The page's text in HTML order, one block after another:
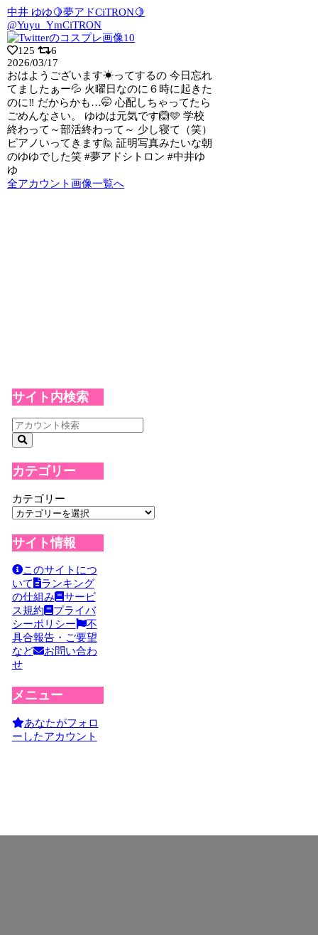
中井 ゆゆ🍋夢アドCiTRON🍋
@Yuyu_YmCiTRON
125
6
2026/03/17
おはようございます☀ってするの 今日忘れ
てましたぁー💦 火曜日なのに６時に起きた
のに‼️ だからかも…🤭 心配しちゃってたら
ごめんなさい。 ゆゆは元気です🙆🩵 学校
終わって～部活終わって～ 少し寝て（笑）
ピアノいってきます🙋 証明写真みたいな朝
のゆゆでした笑 #夢アドシトロン #中井ゆ
ゆ
全アカウント画像一覧へ
サイト内検索
カテゴリー
カテゴリー
サイト情報
このサイトにつ
いて
ランキング
の仕組み
サービ
ス規約
プライバ
シーポリシー
不
具合報告・ご要望
など
お問い合わ
せ
メニュー
あなたがフォロ
ーしたアカウント